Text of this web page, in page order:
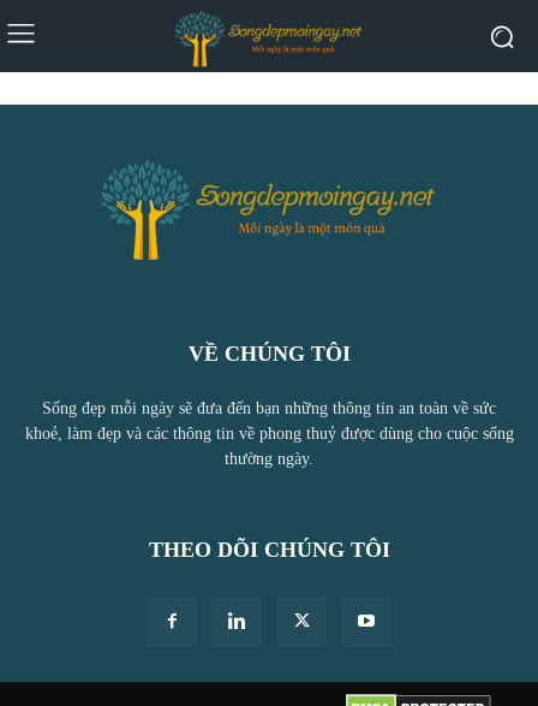
VỀ CHÚNG TÔI
Sống đẹp mỗi ngày sẽ đưa đến bạn những thông tin an toàn về sức
khoẻ, làm đẹp và các thông tin về phong thuỷ được dùng cho cuộc sống
thường ngày.
THEO DÕI CHÚNG TÔI